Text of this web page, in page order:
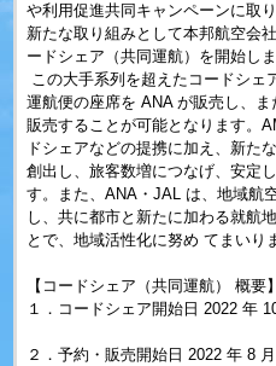
や利用促進共同キャンペーンに取
新たな取り組みとして本邦航空会
ードシェア（共同運航）を開始しま
この大手系列を超えたコードシ
運航便の座席を ANA が販売し、
販売することが可能となります。
ドシェアなどの提携に加え、新た
創出し、旅客数増につなげ、安定
す。また、ANA・JAL は、地域航
し、共に都市と新たに加わる就航
とで、地域活性化に努め てまいり
【コードシェア（共同運航） 概要】
１．コードシェア開始日 2022 年
２．予約・販売開始日 2022 年 8 月